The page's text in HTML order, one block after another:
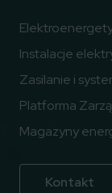
Instalacje
Zasilanie i
Platforma
Magazyny
Kontakt